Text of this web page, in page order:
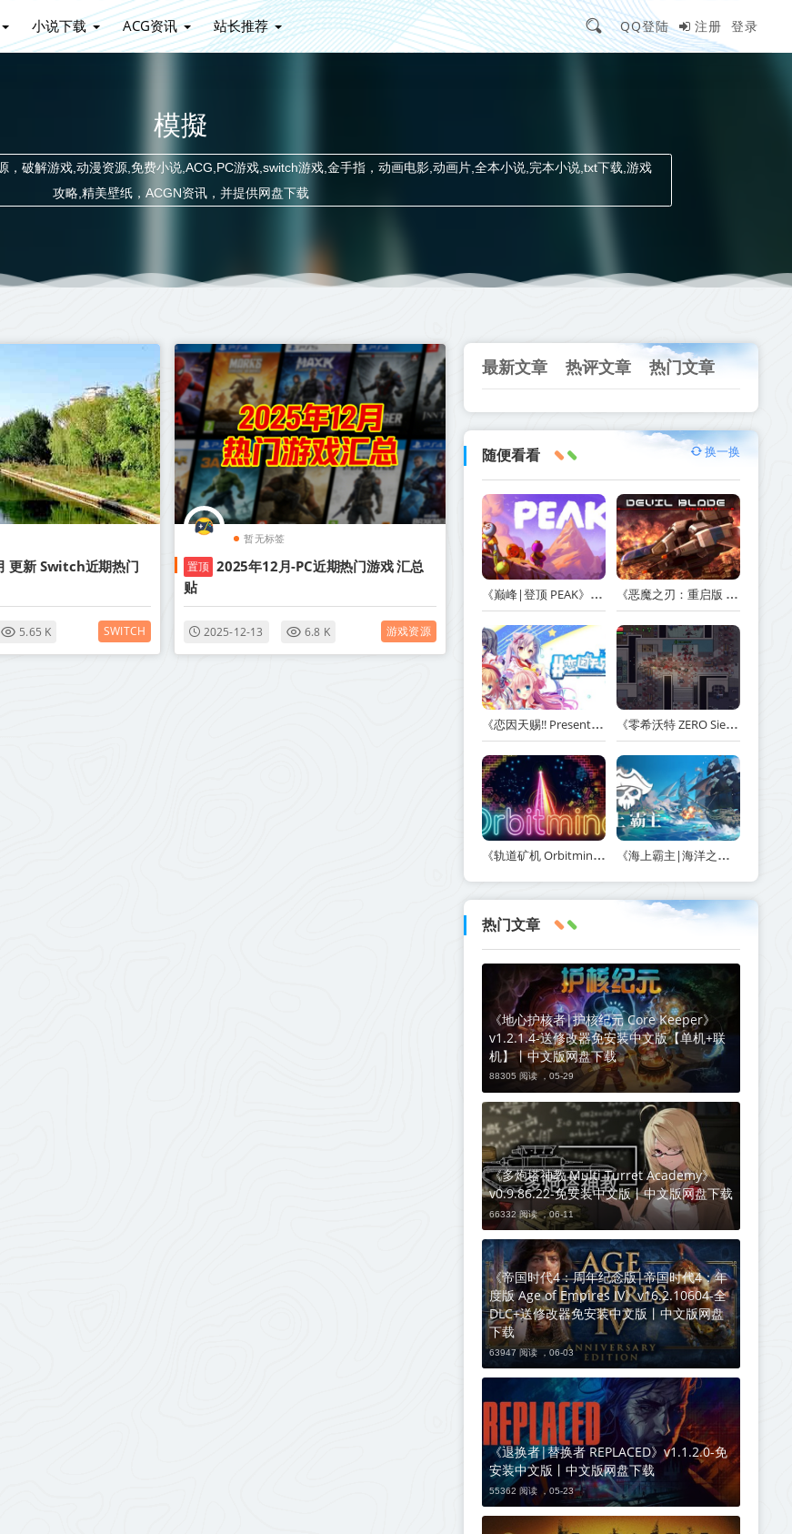
小说下载 ACG资讯 站长推荐 QQ登陆 注册 登录
模擬
，破解游戏,动漫资源,免费小说,ACG,PC游戏,switch游戏,金手指，动画电影,动画片,全本小说,完本小说,txt下载,游戏
攻略,精美壁纸，ACGN资讯，并提供网盘下载
更新 Switch近期热门
5.65 K SWITCH
暂无标签
置顶 2025年12月-PC近期热门游戏 汇总
贴
2025-12-13 6.8 K 游戏资源
最新文章 热评文章 热门文章
随便看看 换一换
《巅峰|登顶 PEAK》v1.47.a【单机+联机】丨中文版网盘下载 《恶魔之刃：重启版 DEVIL BLADE REBOOT》v1.2.4-免安装中文版丨中文版网盘下载
《恋因天赐!! Present From Angel Template!! An Angel's Gift》Build.23930554-免安装中文版丨中文版网盘下载 《零希沃特 ZERO Sievert》v1.2.59-免安装中文版丨中文版网盘下载
《轨道矿机 Orbitmine》Build.24135737-免安装中文版丨中文版网盘下载 《海上霸主|海洋之王|七海之王 King of Seas》v1.20-免安装中文版丨中文版网盘下载
热门文章
《地心护核者|护核纪元 Core Keeper》
v1.2.1.4-送修改器免安装中文版【单机+联
机】丨中文版网盘下载
88305 阅读 ， 05-29
《多炮塔神教 Multi Turret Academy》
v0.9.86.22-免安装中文版丨中文版网盘下载
66332 阅读 ，06-11
《帝国时代4：周年纪念版|帝国时代4：年
度版 Age of Empires IV》v16.2.10604-全
DLC+送修改器免安装中文版丨中文版网盘
下载
63947 阅读 ，06-03
《退换者|替换者 REPLACED》v1.1.2.0-免
安装中文版丨中文版网盘下载
55362 阅读 ，05-23